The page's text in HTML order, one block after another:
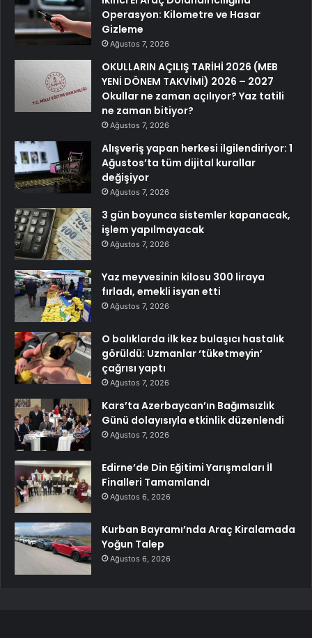
Operasyon: Kilometre ve Hasar
Gizleme
Ağustos 7, 2026
OKULLARIN AÇILIŞ TARİHİ 2026 (MEB
YENİ DÖNEM TAKVİMİ) 2026 – 2027
Okullar ne zaman açılıyor? Yaz tatili
ne zaman bitiyor?
Ağustos 7, 2026
Alışveriş yapan herkesi ilgilendiriyor: 1
Ağustos’ta tüm dijital kurallar
değişiyor
Ağustos 7, 2026
3 gün boyunca sistemler kapanacak,
işlem yapılmayacak
Ağustos 7, 2026
Yaz meyvesinin kilosu 300 liraya
fırladı, emekli isyan etti
Ağustos 7, 2026
O balıklarda ilk kez bulaşıcı hastalık
görüldü: Uzmanlar ‘tüketmeyin’
çağrısı yaptı
Ağustos 7, 2026
Kars’ta Azerbaycan’ın Bağımsızlık
Günü dolayısıyla etkinlik düzenlendi
Ağustos 7, 2026
Edirne’de Din Eğitimi Yarışmaları İl
Finalleri Tamamlandı
Ağustos 6, 2026
Kurban Bayramı’nda Araç Kiralamada
Yoğun Talep
Ağustos 6, 2026